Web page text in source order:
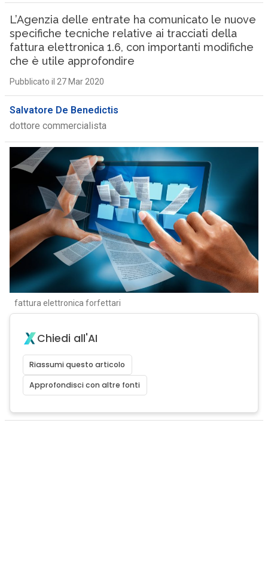
L’Agenzia delle entrate ha comunicato le nuove
specifiche tecniche relative ai tracciati della
fattura elettronica 1.6, con importanti modifiche
che è utile approfondire
Pubblicato il 27 Mar 2020
Salvatore De Benedictis
dottore commercialista
fattura elettronica forfettari
Chiedi all'AI
Riassumi questo articolo
Approfondisci con altre fonti